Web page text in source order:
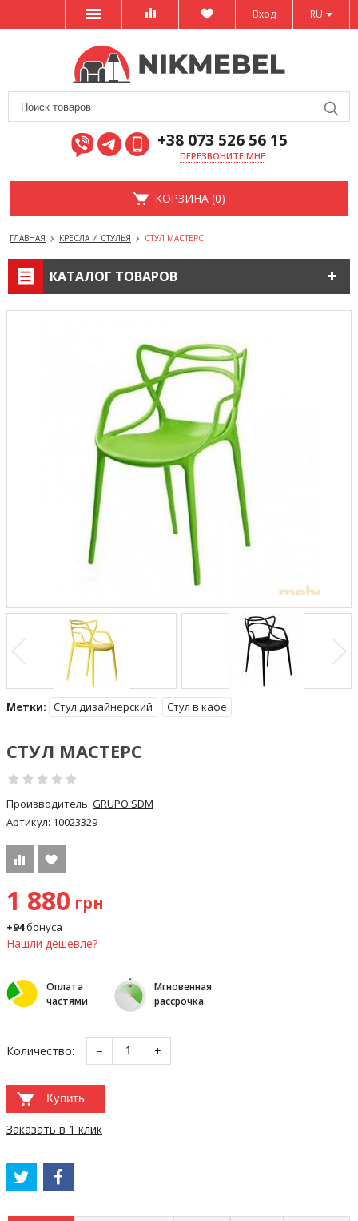
RU
Вход
+38 073 526 56 15
ПЕРЕЗВОНИТЕ МНЕ
КОРЗИНА (0)
ГЛАВНАЯ КРЕСЛА И СТУЛЬЯ СТУЛ МАСТЕРС
КАТАЛОГ ТОВАРОВ
Метки: Стул дизайнерский Стул в кафе
СТУЛ МАСТЕРС
Производитель: GRUPO SDM
Артикул: 10023329
1 880 грн
+94бонуса
Нашли дешевле?
Оплата
частями
Мгновенная
рассрочка
Количество: − +
Купить
Заказать в 1 клик